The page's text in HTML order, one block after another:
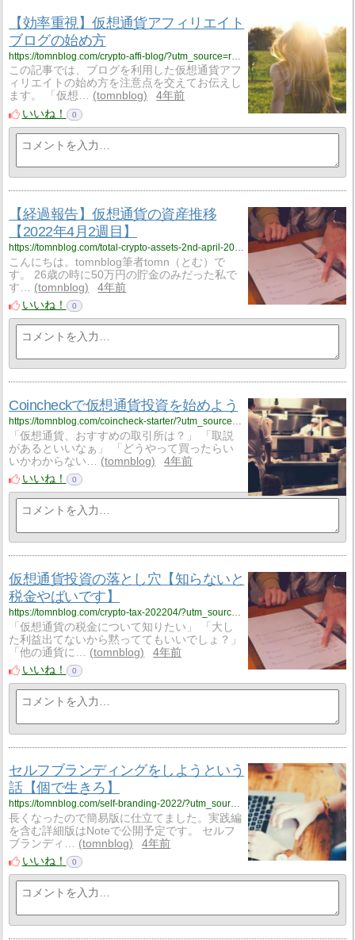
【効率重視】仮想通貨アフィリエイト
ブログの始め方
https://tomnblog.com/crypto-affi-blog/?utm_source=rss&utm_medium=rss&utm_campaign=crypto-affi-blog
この記事では、ブログを利用した仮想通貨アフ
ィリエイトの始め方を注意点を交えてお伝えし
ます。 「仮想…
tomnblog
4年前
いいね！
0
【経過報告】仮想通貨の資産推移
【2022年4月2週目】
https://tomnblog.com/total-crypto-assets-2nd-april-2022/?utm_source=rss&utm_medium=rss&utm_campaign=total-crypto-assets-2nd-april-2022
こんにちは。tomnblog筆者tomn（とむ）で
す。 26歳の時に50万円の貯金のみだった私で
す…
tomnblog
4年前
いいね！
0
Coincheckで仮想通貨投資を始めよう
https://tomnblog.com/coincheck-starter/?utm_source=rss&utm_medium=rss&utm_campaign=coincheck-starter
「仮想通貨、おすすめの取引所は？」 「取説
があるといいなぁ」 「どうやって買ったらい
いかわからない…
tomnblog
4年前
いいね！
0
仮想通貨投資の落とし穴【知らないと
税金やばいです】
https://tomnblog.com/crypto-tax-202204/?utm_source=rss&utm_medium=rss&utm_campaign=crypto-tax-202204
「仮想通貨の税金について知りたい」 「大し
た利益出てないから黙っててもいいでしょ？」
「他の通貨に…
tomnblog
4年前
いいね！
0
セルフブランディングをしようという
話【個で生きろ】
https://tomnblog.com/self-branding-2022/?utm_source=rss&utm_medium=rss&utm_campaign=self-branding-2022
長くなったので簡易版に仕立てました。実践編
を含む詳細版はNoteで公開予定です。 セルフ
ブランディ…
tomnblog
4年前
いいね！
0